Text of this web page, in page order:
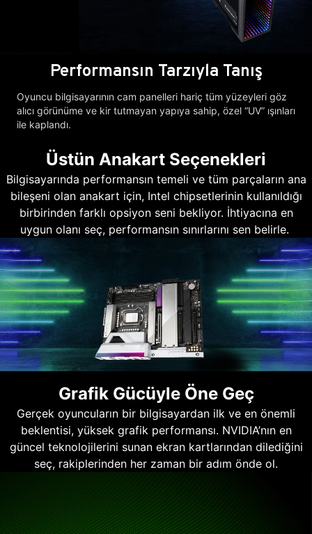
Performansın Tarzıyla Tanış
Oyuncu bilgisayarının cam panelleri hariç tüm yüzeyleri göz
alıcı görünüme ve kir tutmayan yapıya sahip, özel “UV” ışınları
ile kaplandı.
Üstün Anakart Seçenekleri
Bilgisayarında performansın temeli ve tüm parçaların ana
bileşeni olan anakart için, Intel chipsetlerinin kullanıldığı
birbirinden farklı opsiyon seni bekliyor. İhtiyacına en
uygun olanı seç, performansın sınırlarını sen belirle.
Grafik Gücüyle Öne Geç
Gerçek oyuncuların bir bilgisayardan ilk ve en önemli
beklentisi, yüksek grafik performansı. NVIDIA’nın en
güncel teknolojilerini sunan ekran kartlarından dilediğini
seç, rakiplerinden her zaman bir adım önde ol.